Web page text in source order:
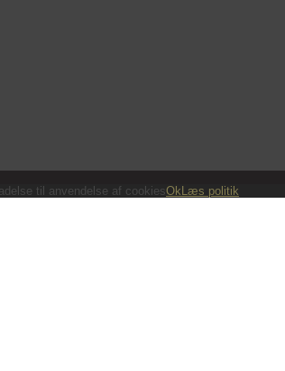
til anvendelse af cookiesOk Læs politik